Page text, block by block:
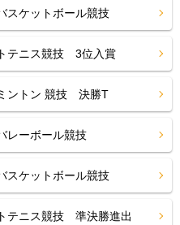
スケットボール競技
テニス競技 3位入賞
ントン 競技 決勝T
レーボール競技
スケットボール競技
テニス競技 準決勝進出